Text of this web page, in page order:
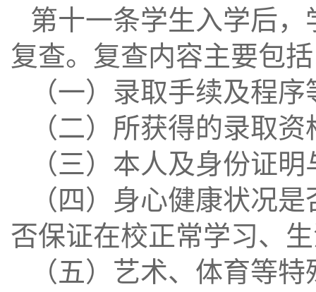
第十一条学生入学后，
复查。复查内容主要包
（一）录取手续及程
（二）所获得的录取
（三）本人及身份证
（四）身心健康状况
否保证在校正常学习、
（五）艺术、体育等